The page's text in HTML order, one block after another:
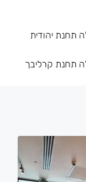
יהודית
תחנת קרליבך